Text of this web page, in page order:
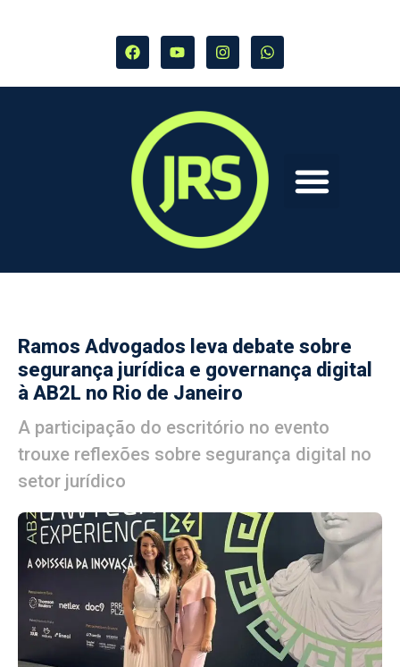
Ramos Advogados leva debate sobre
segurança jurídica e governança digital
à AB2L no Rio de Janeiro
A participação do escritório no evento
trouxe reflexões sobre segurança digital no
setor jurídico